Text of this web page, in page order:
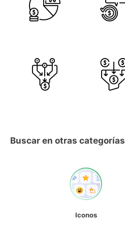
Buscar en otras categorías
Iconos